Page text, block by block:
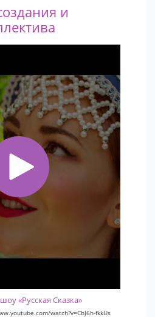
и
«Русская Сказка»
watch?v=CbJ6h-fkkUs